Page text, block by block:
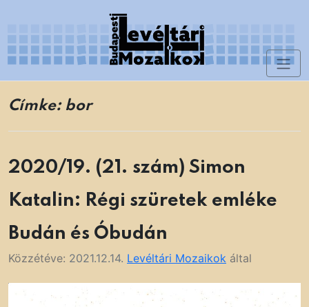
content
Címke: bor
2020/19. (21. szám) Simon
Katalin: Régi szüretek emléke
Budán és Óbudán
Közzétéve: 2021.12.14. Levéltári Mozaikok által